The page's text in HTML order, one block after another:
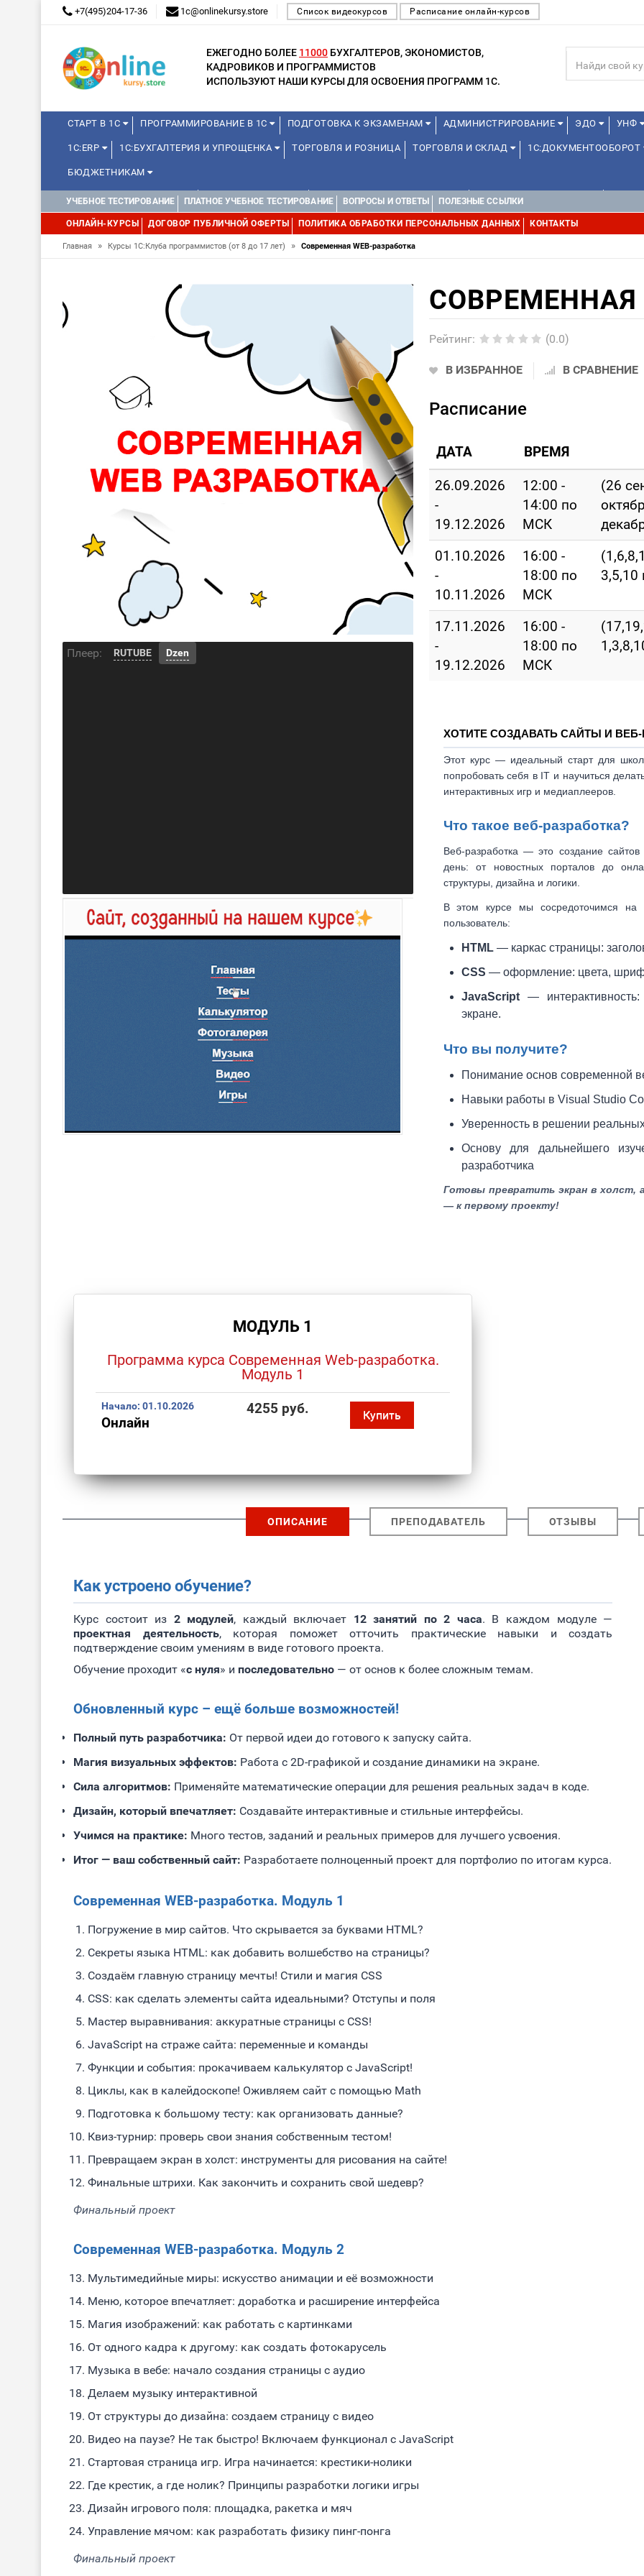
+7(495)204-17-36 1c@onlinekursy.store Список видеокурсов Расписание онлайн-курсов
ЕЖЕГОДНО БОЛЕЕ 11000 БУХГАЛТЕРОВ, ЭКОНОМИСТОВ,
КАДРОВИКОВ И ПРОГРАММИСТОВ
ИСПОЛЬЗУЮТ НАШИ КУРСЫ ДЛЯ ОСВОЕНИЯ ПРОГРАММ 1С.
СТАРТ В 1С ПРОГРАММИРОВАНИЕ В 1С ПОДГОТОВКА К ЭКЗАМЕНАМ АДМИНИСТРИРОВАНИЕ ЭДО УНФ
1С:ERP 1С:БУХГАЛТЕРИЯ И УПРОЩЕНКА ТОРГОВЛЯ И РОЗНИЦА ТОРГОВЛЯ И СКЛАД 1С:ДОКУМЕНТООБОРОТ
БЮДЖЕТНИКАМ
КУРСЫ ДЛЯ ШКОЛЬНИКОВ ДЛЯ ШКОЛЬНИКОВ 1С:УПРАВЛЕНИЕ ХОЛДИНГОМ УПРАВЛЕНИЕ ПРОЕКТАМИ
УЧЕБНОЕ ТЕСТИРОВАНИЕ ПЛАТНОЕ УЧЕБНОЕ ТЕСТИРОВАНИЕ ВОПРОСЫ И ОТВЕТЫ ПОЛЕЗНЫЕ ССЫЛКИ
ОНЛАЙН-КУРСЫ ДОГОВОР ПУБЛИЧНОЙ ОФЕРТЫ ПОЛИТИКА ОБРАБОТКИ ПЕРСОНАЛЬНЫХ ДАННЫХ КОНТАКТЫ
Главная » Курсы 1С:Клуба программистов (от 8 до 17 лет) » Современная WEB-разработка
Плеер: RUTUBE Dzen
СОВРЕМЕННАЯ
Рейтинг: (0.0)
В ИЗБРАННОЕ В СРАВНЕНИЕ
Расписание
ДАТА ВРЕМЯ
26.09.2026
-
19.12.2026
12:00 -
14:00 по
МСК
(26
01.10.2026
-
10.11.2026
16:00 -
18:00 по
МСК
3,5,10
17.11.2026
-
19.12.2026
16:00 -
18:00 по
МСК
ХОТИТЕ СОЗДАВАТЬ САЙТЫ И
Этот курс — идеальный старт для
попробовать себя в IT и научиться
интерактивных игр и медиаплееров.
Что такое веб-разработка?
Веб-разработка — это создание
день: от новостных порталов до
структуры, дизайна и логики.
В этом курсе мы сосредоточимся на
пользователь:
HTML — каркас страницы:
CSS — оформление: цвета,
JavaScript —
экране.
Что вы получите?
Понимание основ современной
Навыки работы в Visual Studio
Уверенность в решении
Основу для дальнейшего
разработчика
Готовы превратить экран в
— к первому проекту!
МОДУЛЬ 1
Программа курса Современная Web-разработка.
Модуль 1
Начало: 01.10.2026
Онлайн
4255 руб. Купить
ОПИСАНИЕ ПРЕПОДАВАТЕЛЬ ОТЗЫВЫ
Как устроено обучение?
Курс состоит из 2 модулей, каждый включает 12 занятий по 2 часа. В каждом модуле —
проектная деятельность, которая поможет отточить практические навыки и создать
подтверждение своим умениям в виде готового проекта.
Обучение проходит «с нуля» и последовательно — от основ к более сложным темам.
Обновленный курс – ещё больше возможностей!
Полный путь разработчика: От первой идеи до готового к запуску сайта.
Магия визуальных эффектов: Работа с 2D-графикой и создание динамики на экране.
Сила алгоритмов: Применяйте математические операции для решения реальных задач в коде.
Дизайн, который впечатляет: Создавайте интерактивные и стильные интерфейсы.
Учимся на практике: Много тестов, заданий и реальных примеров для лучшего усвоения.
Итог — ваш собственный сайт: Разработаете полноценный проект для портфолио по итогам курса.
Современная WEB-разработка. Модуль 1
Погружение в мир сайтов. Что скрывается за буквами HTML?
Секреты языка HTML: как добавить волшебство на страницы?
Создаём главную страницу мечты! Стили и магия CSS
CSS: как сделать элементы сайта идеальными? Отступы и поля
Мастер выравнивания: аккуратные страницы с CSS!
JavaScript на страже сайта: переменные и команды
Функции и события: прокачиваем калькулятор с JavaScript!
Циклы, как в калейдоскопе! Оживляем сайт с помощью Math
Подготовка к большому тесту: как организовать данные?
Квиз-турнир: проверь свои знания собственным тестом!
Превращаем экран в холст: инструменты для рисования на сайте!
Финальные штрихи. Как закончить и сохранить свой шедевр?
Финальный проект
Современная WEB-разработка. Модуль 2
Мультимедийные миры: искусство анимации и её возможности
Меню, которое впечатляет: доработка и расширение интерфейса
Магия изображений: как работать с картинками
От одного кадра к другому: как создать фотокарусель
Музыка в вебе: начало создания страницы с аудио
Делаем музыку интерактивной
От структуры до дизайна: создаем страницу с видео
Видео на паузе? Не так быстро! Включаем функционал с JavaScript
Стартовая страница игр. Игра начинается: крестики-нолики
Где крестик, а где нолик? Принципы разработки логики игры
Дизайн игрового поля: площадка, ракетка и мяч
Управление мячом: как разработать физику пинг-понга
Финальный проект